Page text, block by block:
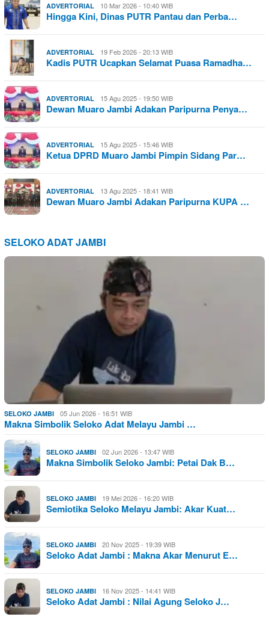
ADVERTORIAL 10 Mar 2026 - 10:40 WIB
Hingga Kini, Dinas PUTR Pantau dan Perba…
ADVERTORIAL 19 Feb 2026 - 20:13 WIB
Kadis PUTR Ucapkan Selamat Puasa Ramadha…
ADVERTORIAL 15 Agu 2025 - 19:50 WIB
Dewan Muaro Jambi Adakan Paripurna Penya…
ADVERTORIAL 15 Agu 2025 - 15:46 WIB
Ketua DPRD Muaro Jambi Pimpin Sidang Par…
ADVERTORIAL 13 Agu 2025 - 18:41 WIB
Dewan Muaro Jambi Adakan Paripurna KUPA …
SELOKO ADAT JAMBI
SELOKO JAMBI 05 Jun 2026 - 16:51 WIB
Makna Simbolik Seloko Adat Melayu Jambi …
SELOKO JAMBI 02 Jun 2026 - 13:47 WIB
Makna Simbolik Seloko Jambi: Petai Dak B…
SELOKO JAMBI 19 Mei 2026 - 16:20 WIB
Semiotika Seloko Melayu Jambi: Akar Kuat…
SELOKO JAMBI 20 Nov 2025 - 19:39 WIB
Seloko Adat Jambi : Makna Akar Menurut E…
SELOKO JAMBI 16 Nov 2025 - 14:41 WIB
Seloko Adat Jambi : Nilai Agung Seloko J…